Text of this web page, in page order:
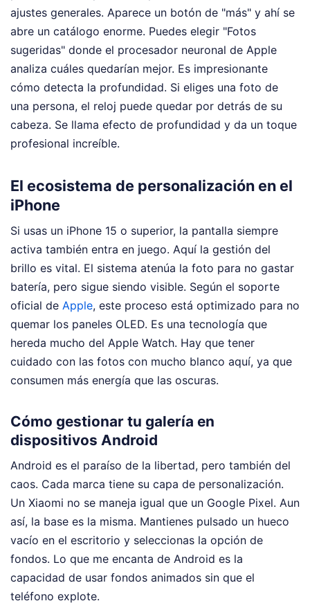
ajustes generales. Aparece un botón de "más" y ahí se
abre un catálogo enorme. Puedes elegir "Fotos
sugeridas" donde el procesador neuronal de Apple
analiza cuáles quedarían mejor. Es impresionante
cómo detecta la profundidad. Si eliges una foto de
una persona, el reloj puede quedar por detrás de su
cabeza. Se llama efecto de profundidad y da un toque
profesional increíble.
El ecosistema de personalización en el
iPhone
Si usas un iPhone 15 o superior, la pantalla siempre
activa también entra en juego. Aquí la gestión del
brillo es vital. El sistema atenúa la foto para no gastar
batería, pero sigue siendo visible. Según el soporte
oficial de Apple, este proceso está optimizado para no
quemar los paneles OLED. Es una tecnología que
hereda mucho del Apple Watch. Hay que tener
cuidado con las fotos con mucho blanco aquí, ya que
consumen más energía que las oscuras.
Cómo gestionar tu galería en
dispositivos Android
Android es el paraíso de la libertad, pero también del
caos. Cada marca tiene su capa de personalización.
Un Xiaomi no se maneja igual que un Google Pixel. Aun
así, la base es la misma. Mantienes pulsado un hueco
vacío en el escritorio y seleccionas la opción de
fondos. Lo que me encanta de Android es la
capacidad de usar fondos animados sin que el
teléfono explote.